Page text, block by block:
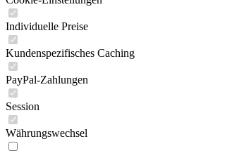
Individuelle Preise
Kundenspezifisches Caching
PayPal-Zahlungen
Session
Währungswechsel